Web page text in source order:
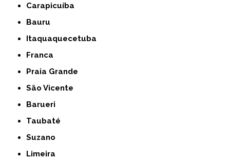
Carapicuíba
Bauru
Itaquaquecetuba
Franca
Praia Grande
São Vicente
Barueri
Taubaté
Suzano
Limeira